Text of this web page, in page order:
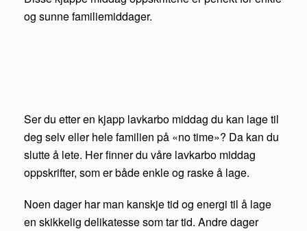
og sunne familiemiddager.
Ser du etter en kjapp lavkarbo middag du kan lage til
deg selv eller hele familien på «no time»? Da kan du
slutte å lete. Her finner du våre lavkarbo middag
oppskrifter, som er både enkle og raske å lage.
Noen dager har man kanskje tid og energi til å lage
en skikkelig delikatesse som tar tid. Andre dager